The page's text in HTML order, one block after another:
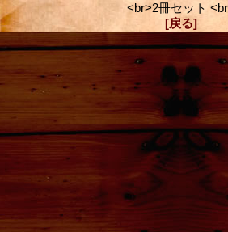
<br>2冊セット
[戻る]